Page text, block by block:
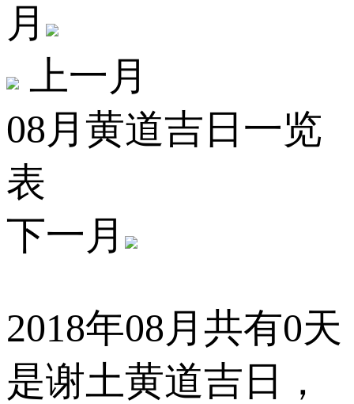
月
上一月
08月黄道吉日一览
表
下一月
2018年08月共有0天
是谢土黄道吉日，